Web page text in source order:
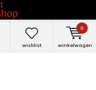
wishlist winkelwagen
0